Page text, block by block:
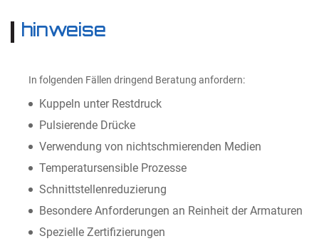
hinweise
In folgenden Fällen dringend Beratung anfordern:
Kuppeln unter Restdruck
Pulsierende Drücke
Verwendung von nichtschmierenden Medien
Temperatursensible Prozesse
Schnittstellenreduzierung
Besondere Anforderungen an Reinheit der Armaturen
Spezielle Zertifizierungen